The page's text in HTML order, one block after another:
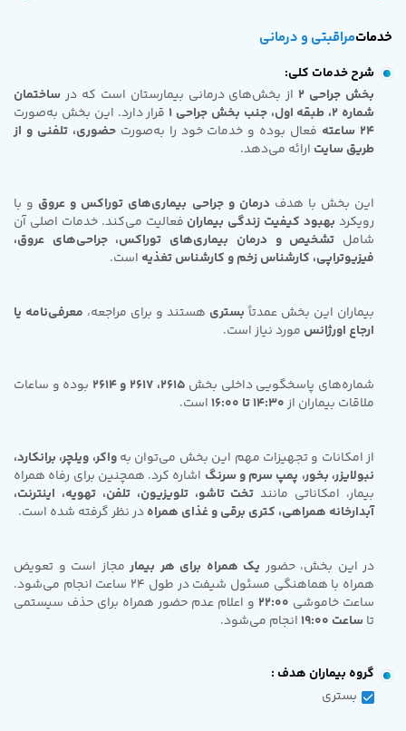
خدماتمراقبتی و درمانی
شرح خدمات کلی:
بخش جراحی 2
از بخش‌های درمانی بیمارستان است که در ساختمان
شماره 2، طبقه اول، جنب بخش جراحی 1
قرار دارد. این بخش به‌صورت
24 ساعته
فعال بوده و خدمات خود را به‌صورتحضوری، تلفنی و از
طریق سایت ارائه می‌دهد.
این بخش با هدف درمان و جراحی بیماری‌های توراکس و عروق و با
رویکرد بهبود کیفیت زندگی بیماران فعالیت می‌کند. خدمات اصلی آن
شامل تشخیص و درمان بیماری‌های توراکس، جراحی‌های عروق،
فیزیوتراپی، کارشناس زخم و کارشناس تغذیه است.
بیماران این بخش عمدتاً بستری هستند و برای مراجعه، معرفی‌نامه یا
ارجاع اورژانس مورد نیاز است.
شماره‌های پاسخگویی داخلی بخش 2615، 2617 و 2614
بوده و ساعات
ملاقات بیماران از14:30 تا 16:00 است.
از امکانات و تجهیزات مهم این بخش می‌توان بهواکر، ویلچر، برانکارد،
نبولایزر، بخور، پمپ سرم و سرنگ اشاره کرد. همچنین برای رفاه همراه
بیمار، امکاناتی مانند تخت تاشو، تلویزیون، تلفن، تهویه، اینترنت،
آبدارخانه همراهی، کتری برقی و غذای همراهدر نظر گرفته شده است.
در این بخش، حضور یک همراه برای هر بیمار مجاز است و تعویض
همراه با هماهنگی مسئول شیفت در طول 24 ساعت انجام می‌شود.
ساعت خاموشی 22:00 و اعلام عدم حضور همراه برای حذف سیستمی
تا ساعت 19:00 انجام می‌شود.
گروه بیماران هدف :
بستری